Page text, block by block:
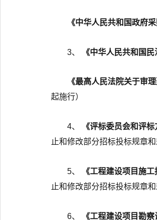
《中华人民共和国政府
3、 《中华人民共和国
《最高人民法院关于审
起施行）
4、 《评标委员会和评标
止和修改部分招标投标规章
5、 《工程建设项目施工
止和修改部分招标投标规章
6、 《工程建设项目勘